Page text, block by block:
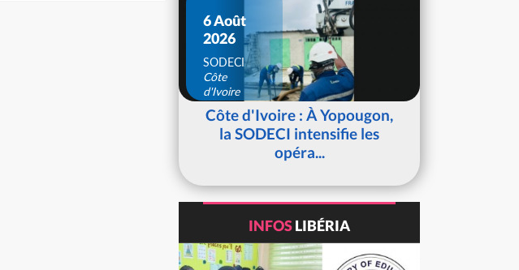
6 Août
2026
SODECI
Côte
d'Ivoire
Côte d'Ivoire : À Yopougon,
la SODECI intensifie les
opéra...
INFOSLIBÉRIA